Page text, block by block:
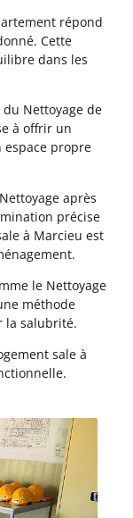
répond
Cette
dans les
Nettoyage de
à offrir un
propre
après
précise
à Marcieu est
le Nettoyage
méthode
la salubrité.
sale à